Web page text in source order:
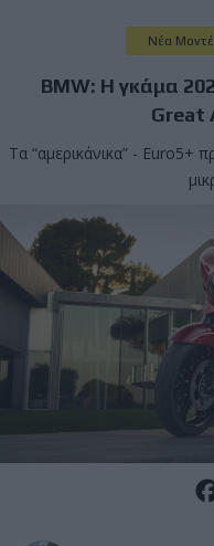
Νέα
BMW: Η γκάμα
Great
Τα “αμερικάνικα” - Euro5+